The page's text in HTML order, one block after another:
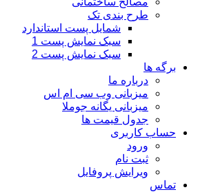
طرح بندی تک
شمایل پست استاندارد
سبک نمایش پست 1
سبک نمایش پست 2
برگه ها
درباره ما
میزبانی وب سی ام اس
میزبانی یگانه جوملا
جدول قیمت ها
حساب کاربری
ورود
ثبت نام
ویرایش پروفایل
تماس